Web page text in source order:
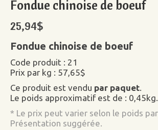
Fondue chinoise de boeuf
25,94$
Fondue chinoise de boeuf
Code produit : 21
Prix par kg : 57,65$
Ce produit est vendu par paquet.
Le poids approximatif est de : 0,45kg.
* Le prix peut varier selon le poids
Présentation suggérée.